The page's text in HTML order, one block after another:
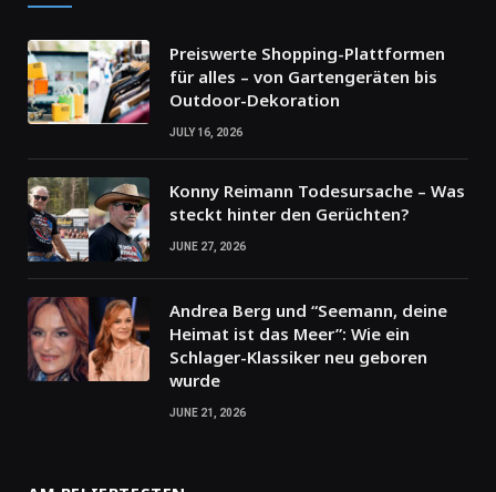
Preiswerte Shopping-Plattformen
für alles – von Gartengeräten bis
Outdoor-Dekoration
JULY 16, 2026
Konny Reimann Todesursache – Was
steckt hinter den Gerüchten?
JUNE 27, 2026
Andrea Berg und “Seemann, deine
Heimat ist das Meer”: Wie ein
Schlager-Klassiker neu geboren
wurde
JUNE 21, 2026